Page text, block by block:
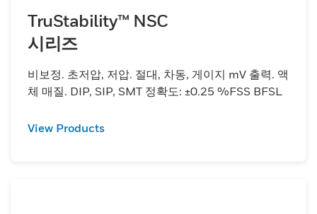
TruStability™ NSC
시리즈
비보정. 초저압, 저압. 절대, 차동, 게이지 mV 출력. 액
체 매질. DIP, SIP, SMT 정확도: ±0.25 %FSS BFSL
View Products